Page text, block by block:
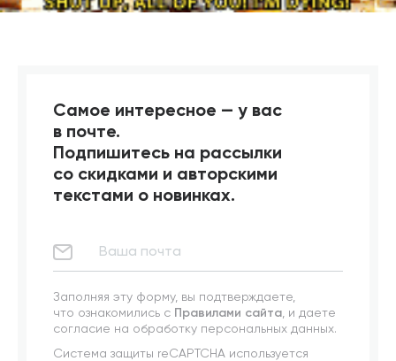
Самое интересное — у вас
в почте.
Подпишитесь на рассылки
со скидками и авторскими
текстами о новинках.
Заполняя эту форму, вы подтверждаете,
что ознакомились с Правилами сайта , и даете
согласие на обработку персональных данных.
Система защиты reCAPTCHA используется